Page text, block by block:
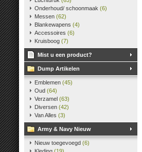
Onderhoud/ schoonmaak (6)
Messen (62)
Blankewapens (4)
Accessoires (6)
Kruisboog (7)
Mist u een product?
Dump Artikelen
Emblemen (45)
Oud (64)
Verzamel (63)
Diversen (42)
Van Alles (3)
Army & Navy Nieuw
Nieuw toegevoegd (6)